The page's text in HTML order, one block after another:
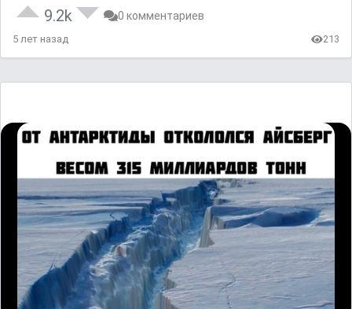
9.2k 0 комментариев
5 лет назад 213